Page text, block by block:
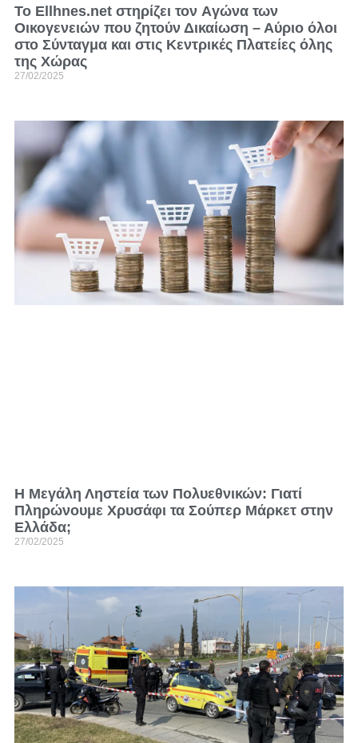
Το Ellhnes.net στηρίζει τον Aγώνα των
Οικογενειών που ζητούν Δικαίωση – Αύριο όλοι
στο Σύνταγμα και στις Κεντρικές Πλατείες όλης
της Χώρας
27/02/2025
Η Μεγάλη Ληστεία των Πολυεθνικών: Γιατί
Πληρώνουμε Χρυσάφι τα Σούπερ Μάρκετ στην
Ελλάδα;
27/02/2025